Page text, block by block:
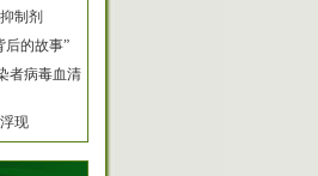
制剂
后的故事”
者病毒血清
现